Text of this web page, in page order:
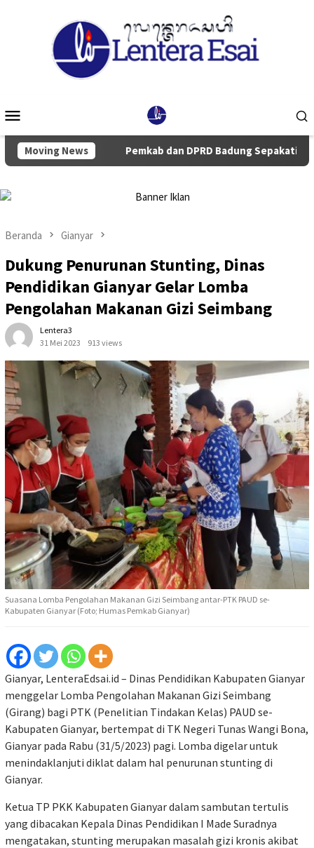
Mobile
Moving News
TA 2027 Pemkab dan DPRD Badung Sepakati KUA-
Beranda Gianyar
Dukung Penurunan Stunting, Dinas
Pendidikan Gianyar Gelar Lomba
Pengolahan Makanan Gizi Seimbang
Lentera3
31 Mei 2023
913 views
Suasana Lomba Pengolahan Makanan Gizi Seimbang antar-PTK PAUD se-
Kabupaten Gianyar (Foto; Humas Pemkab Gianyar)
Gianyar, LenteraEdsai.id – Dinas Pendidikan Kabupaten Gianyar
menggelar Lomba Pengolahan Makanan Gizi Seimbang
(Girang) bagi PTK (Penelitian Tindakan Kelas) PAUD se-
Kabupaten Gianyar, bertempat di TK Negeri Tunas Wangi Bona,
Gianyar pada Rabu (31/5/2023) pagi. Lomba digelar untuk
menindaklanjuti diklat dalam hal penurunan stunting di
Gianyar.
Ketua TP PKK Kabupaten Gianyar dalam sambutan tertulis
yang dibacakan Kepala Dinas Pendidikan I Made Suradnya
mengatakan, stunting merupakan masalah gizi kronis akibat